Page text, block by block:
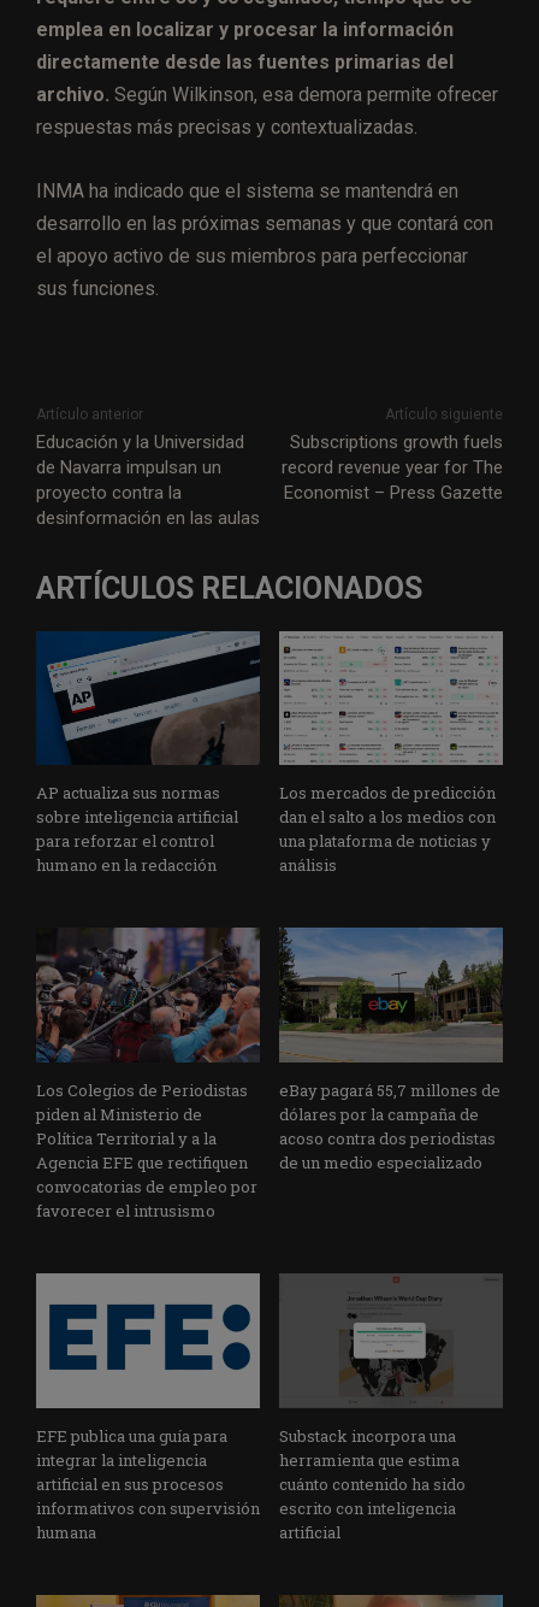
emplea en localizar y procesar la información
directamente desde las fuentes primarias del
archivo. Según Wilkinson, esa demora permite ofrecer
respuestas más precisas y contextualizadas.
INMA ha indicado que el sistema se mantendrá en
desarrollo en las próximas semanas y que contará con
el apoyo activo de sus miembros para perfeccionar
sus funciones.
Artículo anterior
Educación y la Universidad
de Navarra impulsan un
proyecto contra la
desinformación en las aulas
Artículo siguiente
Subscriptions growth fuels
record revenue year for The
Economist – Press Gazette
ARTÍCULOS RELACIONADOS
AP actualiza sus normas
sobre inteligencia artificial
para reforzar el control
humano en la redacción
Los mercados de predicción
dan el salto a los medios con
una plataforma de noticias y
análisis
Los Colegios de Periodistas
piden al Ministerio de
Política Territorial y a la
Agencia EFE que rectifiquen
convocatorias de empleo por
favorecer el intrusismo
eBay pagará 55,7 millones de
dólares por la campaña de
acoso contra dos periodistas
de un medio especializado
EFE publica una guía para
integrar la inteligencia
artificial en sus procesos
informativos con supervisión
humana
Substack incorpora una
herramienta que estima
cuánto contenido ha sido
escrito con inteligencia
artificial